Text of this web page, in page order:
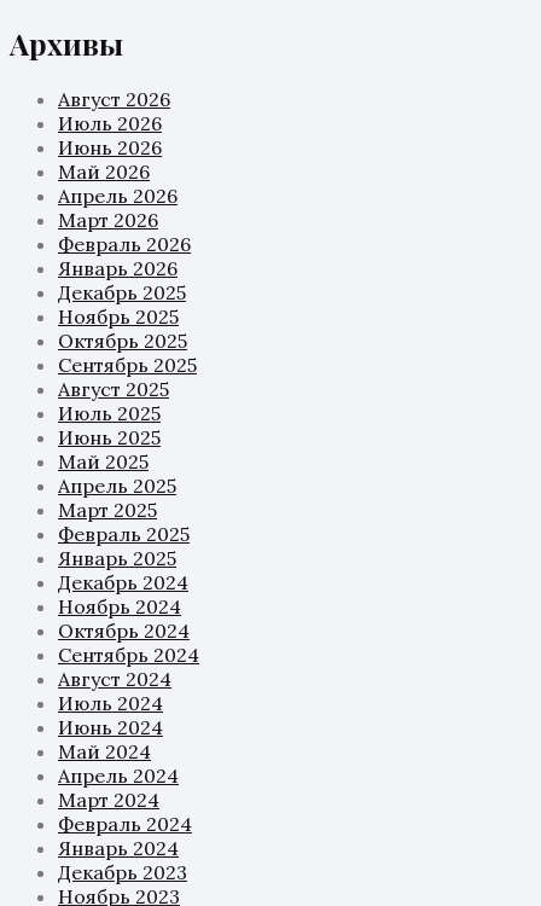
Архивы
Август 2026
Июль 2026
Июнь 2026
Май 2026
Апрель 2026
Март 2026
Февраль 2026
Январь 2026
Декабрь 2025
Ноябрь 2025
Октябрь 2025
Сентябрь 2025
Август 2025
Июль 2025
Июнь 2025
Май 2025
Апрель 2025
Март 2025
Февраль 2025
Январь 2025
Декабрь 2024
Ноябрь 2024
Октябрь 2024
Сентябрь 2024
Август 2024
Июль 2024
Июнь 2024
Май 2024
Апрель 2024
Март 2024
Февраль 2024
Январь 2024
Декабрь 2023
Ноябрь 2023